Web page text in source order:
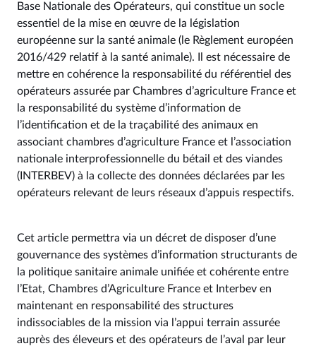
Base Nationale des Opérateurs, qui constitue un socle
essentiel de la mise en œuvre de la législation
européenne sur la santé animale (le Règlement européen
2016/429 relatif à la santé animale). Il est nécessaire de
mettre en cohérence la responsabilité du référentiel des
opérateurs assurée par Chambres d’agriculture France et
la responsabilité du système d’information de
l’identification et de la traçabilité des animaux en
associant chambres d’agriculture France et l’association
nationale interprofessionnelle du bétail et des viandes
(INTERBEV) à la collecte des données déclarées par les
opérateurs relevant de leurs réseaux d’appuis respectifs.
Cet article permettra via un décret de disposer d’une
gouvernance des systèmes d’information structurants de
la politique sanitaire animale unifiée et cohérente entre
l’Etat, Chambres d’Agriculture France et Interbev en
maintenant en responsabilité des structures
indissociables de la mission via l’appui terrain assurée
auprès des éleveurs et des opérateurs de l’aval par leur